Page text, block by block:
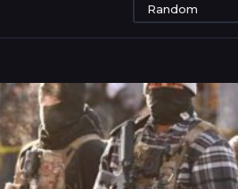
Random